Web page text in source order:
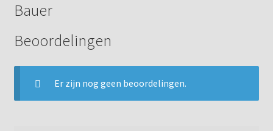
Bauer
Beoordelingen
Er zijn nog geen beoordelingen.